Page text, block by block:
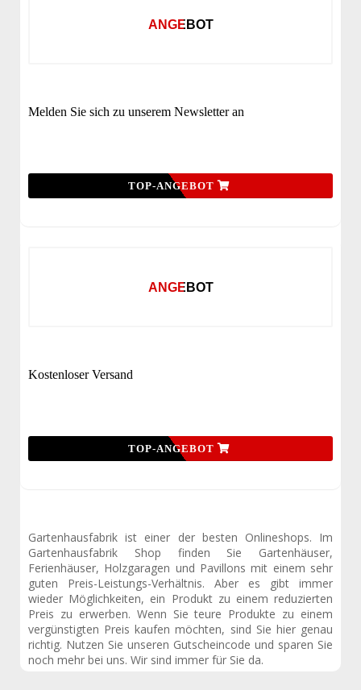
ANGEBOT
Melden Sie sich zu unserem Newsletter an
TOP-ANGEBOT
ANGEBOT
Kostenloser Versand
TOP-ANGEBOT
Gartenhausfabrik ist einer der besten Onlineshops. Im
Gartenhausfabrik Shop finden Sie Gartenhäuser,
Ferienhäuser, Holzgaragen und Pavillons mit einem sehr
guten Preis-Leistungs-Verhältnis. Aber es gibt immer
wieder Möglichkeiten, ein Produkt zu einem reduzierten
Preis zu erwerben. Wenn Sie teure Produkte zu einem
vergünstigten Preis kaufen möchten, sind Sie hier genau
richtig. Nutzen Sie unseren Gutscheincode und sparen Sie
noch mehr bei uns. Wir sind immer für Sie da.